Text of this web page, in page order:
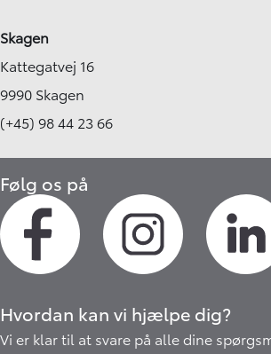
Skagen
Kattegatvej 16
9990 Skagen
(+45) 98 44 23 66
Følg os på
Hvordan kan vi hjælpe dig?
Vi er klar til at svare på alle dine